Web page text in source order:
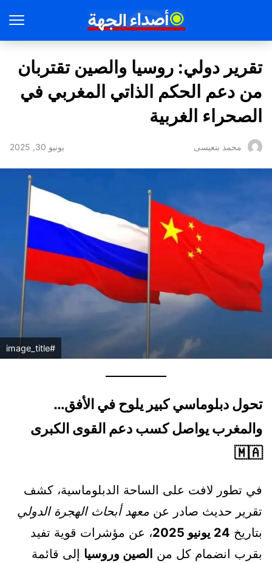
تقرير دولي: روسيا والصين تقتربان
من دعم الحكم الذاتي المغربي في
الصحراء الغربية
محمد بنعيسى يونيو 30, 2025
#image_title
تحول دبلوماسي كبير يلوح في الأفق…
والمغرب يواصل كسب دعم القوى الكبرى
🇲🇦
في تطور لافت على الساحة الدبلوماسية، كشف
تقرير حديث صادر عن معهد أبحاث الهجرة الدولي
بتاريخ 24 يونيو 2025
، عن مؤشرات قوية تفيد
بقرب انضمام كل من الصين وروسيا إلى قائمة